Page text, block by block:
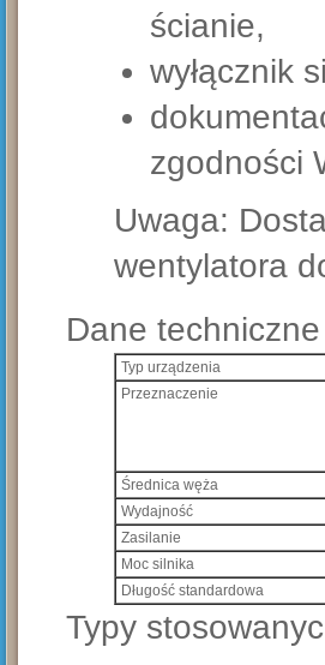
ścianie,
wyłącznik
zgodności
Uwaga:
wentylatora
Dane techniczne
Typ urządzenia
Przeznaczenie
Średnica węża
Wydajność
Zasilanie
Moc silnika
Długość standardowa
Typy